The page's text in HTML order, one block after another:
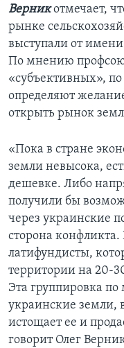
Верникотмечает,
рынке
выступали от
По мнению
«субъективных»,
определяют
открыть рынок
«Пока в стране
земли невысока,
дешевке. Либо
получили бы
через украинские
сторона
латифундисты,
территории на 20-
Эта группировка
украинские земли,
истощает ее и
говорит Олег